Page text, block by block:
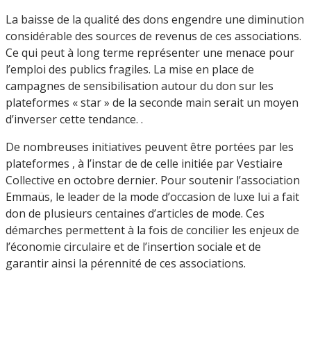
La baisse de la qualité des dons engendre une diminution
considérable des sources de revenus de ces associations.
Ce qui peut à long terme représenter une menace pour
l’emploi des publics fragiles. La mise en place de
campagnes de sensibilisation autour du don sur les
plateformes « star » de la seconde main serait un moyen
d’inverser cette tendance. .
De nombreuses initiatives peuvent être portées par les
plateformes , à l’instar de de celle initiée par Vestiaire
Collective en octobre dernier. Pour soutenir l’association
Emmaüs, le leader de la mode d’occasion de luxe lui a fait
don de plusieurs centaines d’articles de mode. Ces
démarches permettent à la fois de concilier les enjeux de
l’économie circulaire et de l’insertion sociale et de
garantir ainsi la pérennité de ces associations.